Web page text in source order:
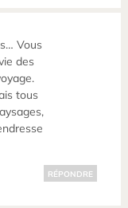
Vous
des
tous
RÉPONDRE